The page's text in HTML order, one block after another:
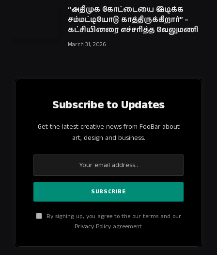
“அதிமுக கோட்டையை இடிக்க
சம்மட்டியோடு காத்திருக்கிறார்” –
கட்சியினரை எச்சரித்த வேலுமணி
March 31, 2026
Subscribe to Updates
Get the latest creative news from FooBar about
art, design and business.
By signing up, you agree to the our terms and our
Privacy Policyagreement.